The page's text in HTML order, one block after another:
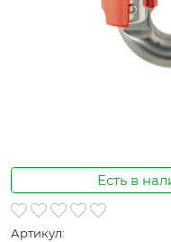
Есть в
Артикул: